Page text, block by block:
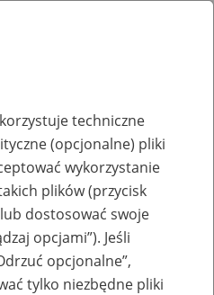
lub
zakładów pracy
techniczne
(opcjonalne) pliki
wykorzystanie
plików (przycisk
dostosować swoje
opcjami”). Jeśli
opcjonalne”,
tylko niezbędne pliki